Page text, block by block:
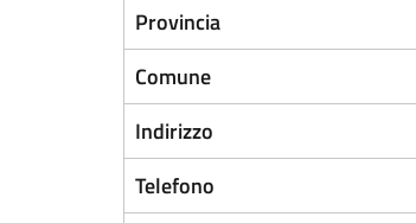
Provincia
Comune
Indirizzo
Telefono